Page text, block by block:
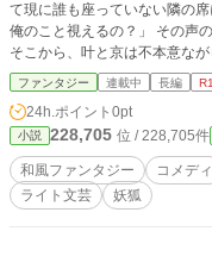
て現に誰も座っていない隣の席に何か気
俺のこと視えるの？」 その声の正体は狐のあやかし――楪葉京のものだった。
そこから、叶と京は不本意な
もいつでも一緒。 憑かれているので、
あやかしが次々と出てくる。
られていく。 毒舌性悪あやかしイケメン――楪葉京と平凡だけどちょっとドジ
な女子高生――桜戸叶の不思議な日々
人気問わず、非公開にしたり
す。 ※第一章完結しました。
ています。 ※不定期更新です。
ファンタジー 連載中 長編
24h.ポイント 0pt
小説 228,705 位 / 228,705件
和風ファンタジー コメディ
ライト文芸
妖狐